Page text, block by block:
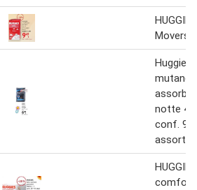
Movers
Huggies
notte 4 -
conf. 9-
assort.
comfort